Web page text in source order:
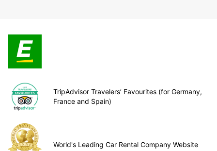
TripAdvisor Travelers’ Favourites (for Germany,
France and Spain)
World's Leading Car Rental Company Website